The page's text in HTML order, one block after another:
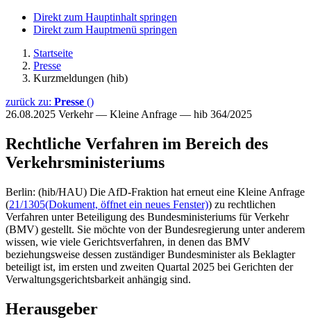
Direkt zum Hauptinhalt springen
Direkt zum Hauptmenü springen
Startseite
Presse
Kurzmeldungen (hib)
zurück zu: Presse ()
26.08.2025 Verkehr — Kleine Anfrage — hib 364/2025
Rechtliche Verfahren im Bereich des
Verkehrsministeriums
Berlin: (hib/HAU) Die AfD-Fraktion hat erneut eine Kleine Anfrage
(21/1305(Dokument, öffnet ein neues Fenster)) zu rechtlichen
Verfahren unter Beteiligung des Bundesministeriums für Verkehr
(BMV) gestellt. Sie möchte von der Bundesregierung unter anderem
wissen, wie viele Gerichtsverfahren, in denen das BMV
beziehungsweise dessen zuständiger Bundesminister als Beklagter
beteiligt ist, im ersten und zweiten Quartal 2025 bei Gerichten der
Verwaltungsgerichtsbarkeit anhängig sind.
Herausgeber